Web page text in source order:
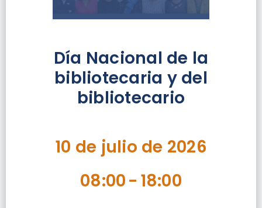
Día Nacional de la
bibliotecaria y del
bibliotecario
10 de julio de 2026
08:00- 18:00